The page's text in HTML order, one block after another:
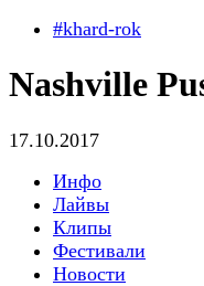
#khard-rok
Nashville
17.10.2017
Инфо
Лайвы
Клипы
Фестивали
Новости